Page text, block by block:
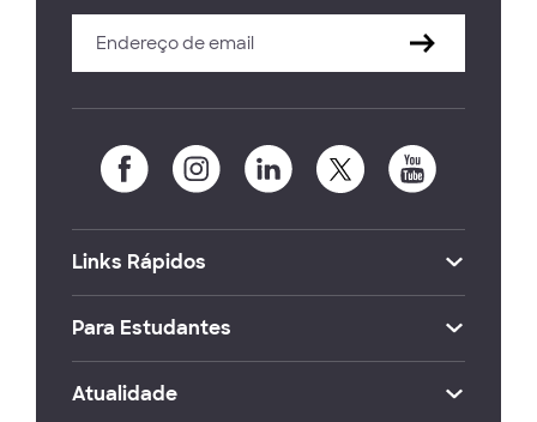
Links Rápidos
Para Estudantes
Atualidade